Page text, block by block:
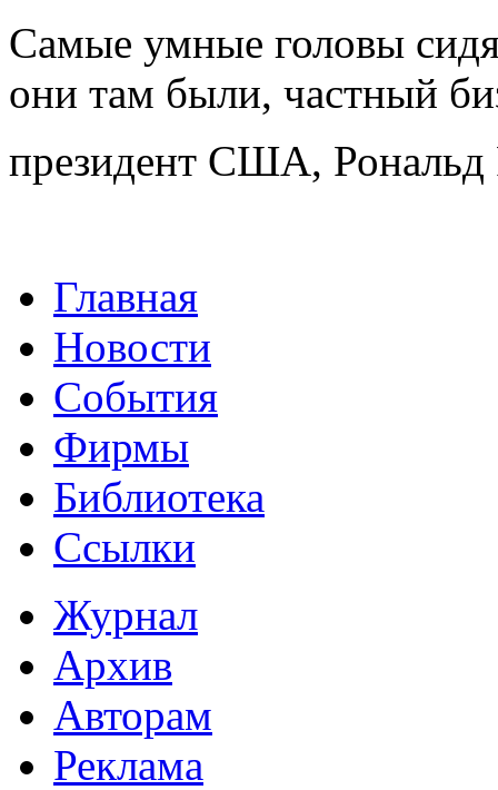
Самые умные головы
они там были, частный
президент США, Рональд
Главная
Новости
События
Фирмы
Библиотека
Ссылки
Журнал
Архив
Авторам
Реклама